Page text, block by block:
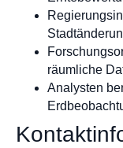
räumliche
Analysten